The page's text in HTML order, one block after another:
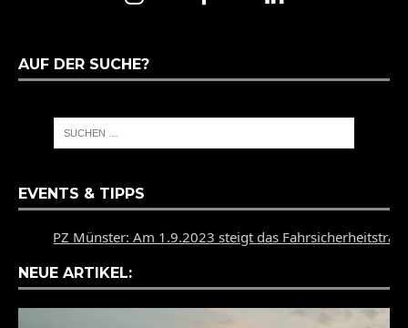
AUF DER SUCHE?
EVENTS & TIPPS
PZ Münster: Am 1.9.2023 steigt das
NEUE ARTIKEL: